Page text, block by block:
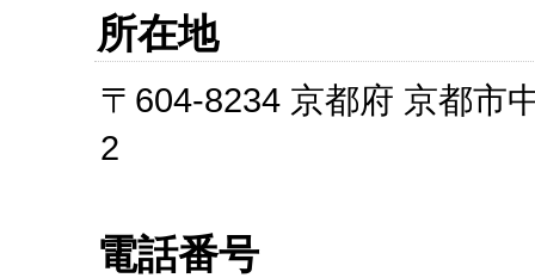
所在地
〒604-8234 京都府 京都市
2
電話番号